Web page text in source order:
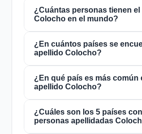
¿Cuántas personas tienen
Colocho en el mundo?
Actualmente hay
personascon el apellido
mundo. Esto significa que
de cada1,539,942 personasen
lleva este apellido. Se encuentra
16 países, lo que refleja su
¿En cuántos países se
apellido Colocho?
El apellidoColochoestá presente
paísesde todo el mundo. Esto lo
como un apellido de alcance
presencia en múltiples países
históricos de migración y
¿En qué país es más común
apellido Colocho?
El apellidoColochoes más
Salvador, donde lo portan
¿Cuáles son los 5 países
personas apellidadas